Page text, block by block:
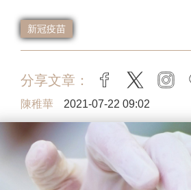
新冠疫苗
分享文章： facebook
twitter
陳稚華 2021-07-22 09:02